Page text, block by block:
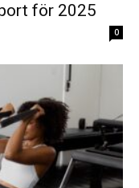
för 2025
0